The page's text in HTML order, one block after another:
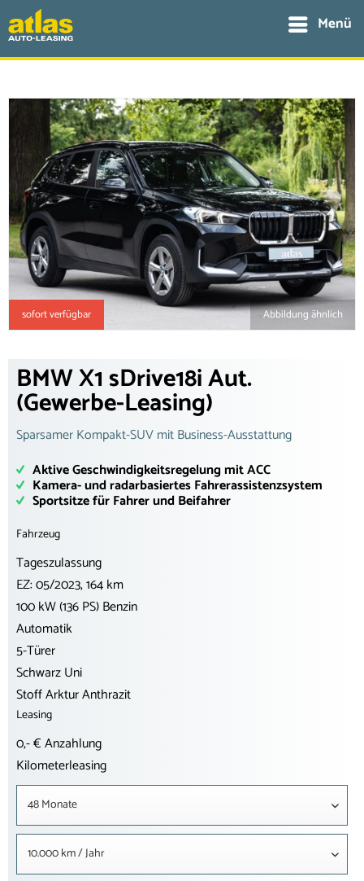
Menü
Abbildung ähnlich
sofort verfügbar
BMW X1 sDrive18i Aut.
(Gewerbe-Leasing)
Sparsamer Kompakt-SUV mit Business-Ausstattung
Aktive Geschwindigkeitsregelung mit ACC
Kamera- und radarbasiertes Fahrerassistenzsystem
Sportsitze für Fahrer und Beifahrer
Fahrzeug
Tageszulassung
EZ: 05/2023, 164 km
100 kW (136 PS) Benzin
Automatik
5-Türer
Schwarz Uni
Stoff Arktur Anthrazit
Leasing
0,- € Anzahlung
Kilometerleasing
48 Monate
10.000 km / Jahr